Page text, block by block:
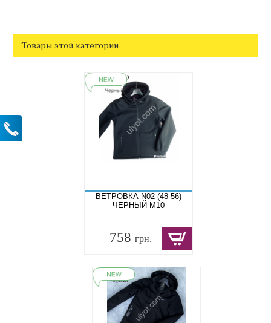
Товары этой категории
ВЕТРОВКА N02 (48-56)
ЧЕРНЫЙ M10
758 грн.